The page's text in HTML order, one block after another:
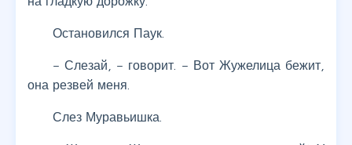
Остановился Паук.
– Слезай, – говорит. – Вот Жужелица бежит,
она резвей меня.
Слез Муравьишка.